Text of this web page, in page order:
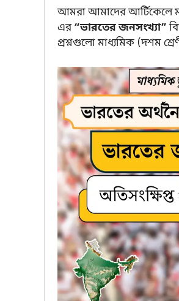
আমরা আমাদের আর্টিকেলে
এর“ভারতের জনসংখ্যা”
প্রশ্নগুলো মাধ্যমিক (দশম